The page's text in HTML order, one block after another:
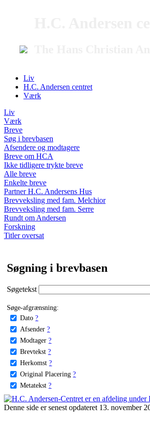
Liv
H.C. Andersen centret
Værk
Liv
Værk
Breve
Søg i brevbasen
Afsendere og modtagere
Breve om HCA
Ikke tidligere trykte breve
Alle breve
Enkelte breve
Partner H.C. Andersens Hus
Brevveksling med fam. Melchior
Brevveksling med fam. Serre
Rundt om Andersen
Forskning
Titler oversat
Søgning i brevbasen
Søgetekst
Søge-afgrænsning:
Dato ?
Afsender ?
Modtager ?
Brevtekst ?
Herkomst ?
Original Placering ?
Metatekst ?
Denne side er senest opdateret 13. november